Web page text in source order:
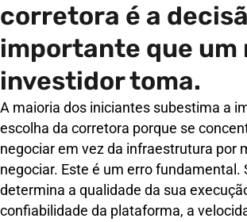
corretora é a
importante que um
investidor toma.
A maioria dos iniciantes subestima a
escolha da corretora porque se
negociar em vez da infraestrutura por
negociar. Este é um erro fundamental.
determina a qualidade da sua
confiabilidade da plataforma, a